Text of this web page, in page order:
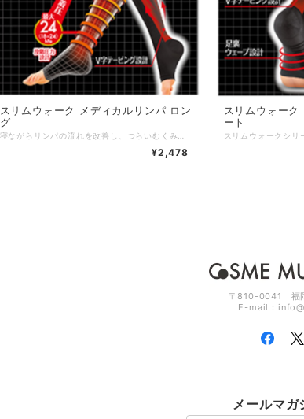
スリムウォーク メディカルリンパ ロン
グ
¥2,478
スリムウォーク
ート
〒810-0041 福
E-mail：
メールマガ